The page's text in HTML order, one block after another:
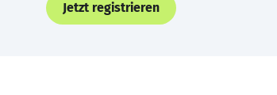
Jetzt registrieren